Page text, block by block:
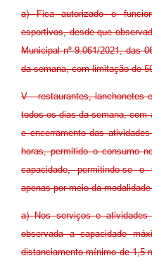
a) Fica autorizado o
esportivos, desde que
Municipal nº 9.061/2021, das
da semana, com limitação de
V - restaurantes, lanchonetes
todos os dias da semana, com
e encerramento das
horas, permitido o consumo
capacidade, permitindo-se o
apenas por meio da
a) Nos serviços e
observada a capacidade
distanciamento mínimo de 1,5